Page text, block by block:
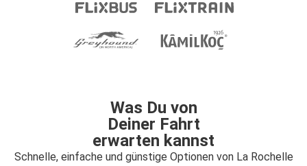
Was Du von
Deiner Fahrt
erwarten kannst
Schnelle, einfache und günstige Optionen von La Rochelle